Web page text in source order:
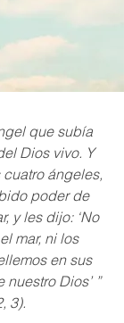
que subía
Dios vivo. Y
ángeles,
poder de
y les dijo: ‘No
mar, ni los
en sus
nuestro Dios’ ”
3).